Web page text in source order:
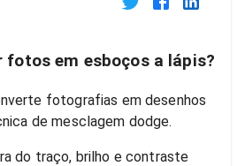
fotos em esboços a lápis?
fotografias em desenhos
de mesclagem dodge.
do traço, brilho e contraste